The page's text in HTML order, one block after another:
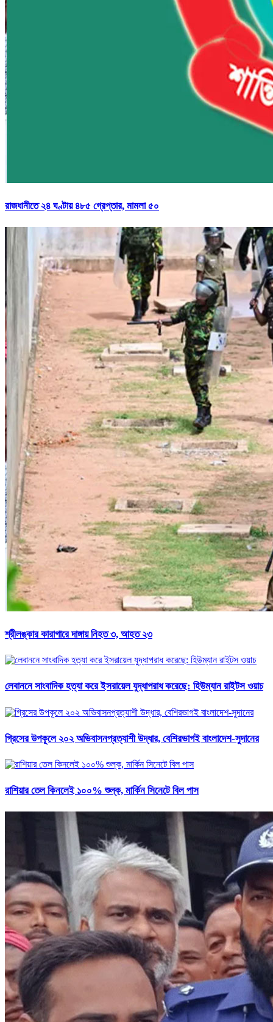
রাজধানীতে ২৪ ঘণ্টায় ৪৮৫ গ্রেপ্তার, মামলা ৫০
শ্রীলঙ্কার কারাগারে দাঙ্গায় নিহত ৩, আহত ২৩
লেবাননে সাংবাদিক হত্যা করে ইসরায়েল যুদ্ধাপরাধ করেছে: হিউম্যান রাইটস ওয়াচ
গ্রিসের উপকূলে ২০২ অভিবাসনপ্রত্যাশী উদ্ধার, বেশিরভাগই বাংলাদেশ-সুদানের
রাশিয়ার তেল কিনলেই ১০০% শুল্ক, মার্কিন সিনেটে বিল পাস